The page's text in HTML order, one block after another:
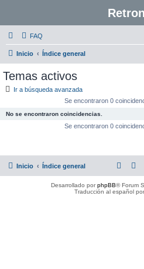
FAQ
Inicio Índice general
Temas activos
Ir a búsqueda avanzada
Se encontraron 0
No se encontraron coincidencias.
Se encontraron 0
Inicio Índice general
Desarrollado porphpBB® Forum
Traducción al español